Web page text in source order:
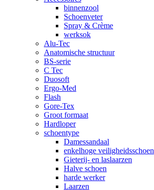
binnenzool
Schoenveter
Spray & Crème
werksok
Alu-Tec
Anatomische structuur
BS-serie
C Tec
Duosoft
Ergo-Med
Flash
Gore-Tex
Groot formaat
Hardloper
schoentype
Damessandaal
enkelhoge veiligheidsschoen
Gieterij- en laslaarzen
Halve schoen
harde werker
Laarzen